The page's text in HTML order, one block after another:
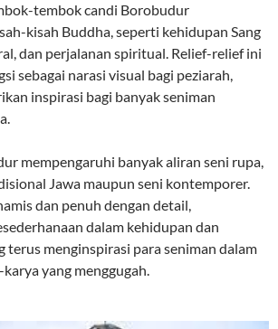
tembok candi Borobudur
kisah Buddha, seperti kehidupan Sang
dan perjalanan spiritual. Relief-relief ini
sebagai narasi visual bagi peziarah,
inspirasi bagi banyak seniman
mempengaruhi banyak aliran seni rupa,
Jawa maupun seni kontemporer.
dan penuh dengan detail,
dalam kehidupan dan
terus menginspirasi para seniman dalam
yang menggugah.